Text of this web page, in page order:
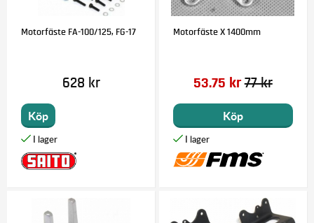
Motorfäste FA-100/125, FG-17
628 kr
Köp
Motorfäste X 1400mm
53.75 kr 77 kr
Köp